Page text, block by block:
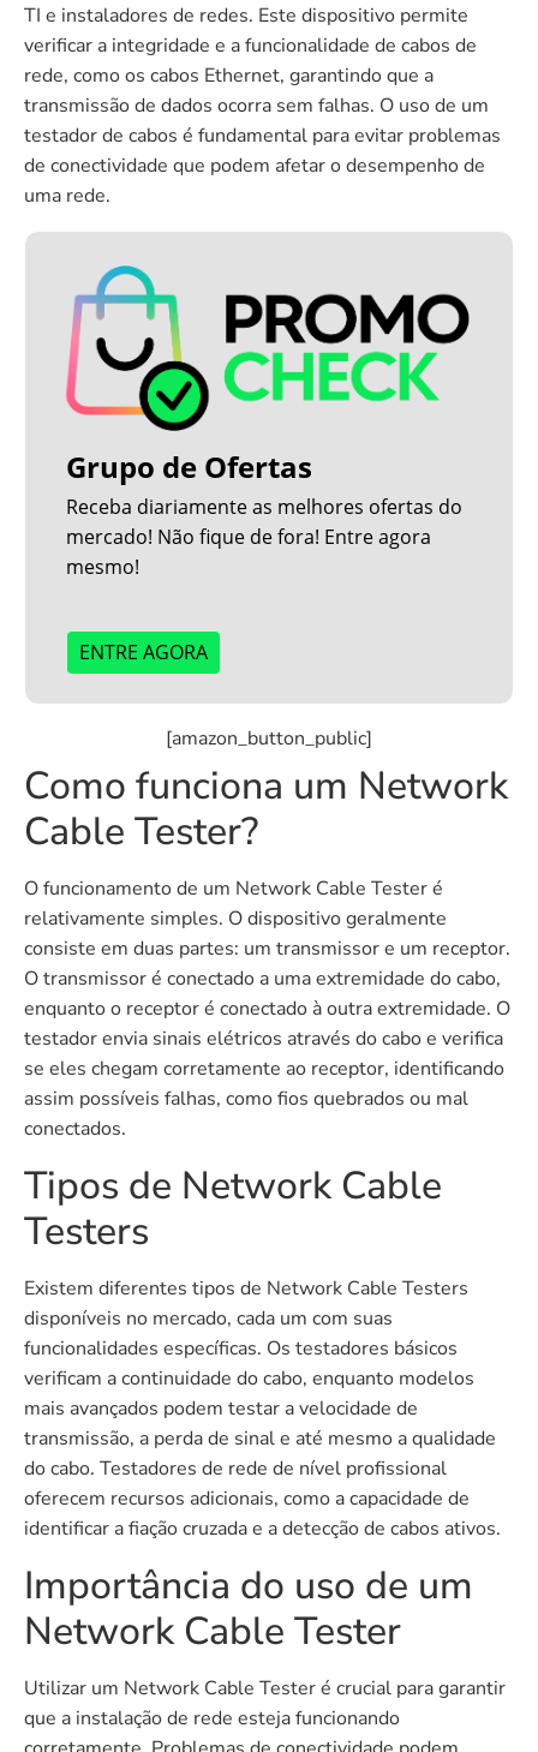
TI e instaladores de redes. Este dispositivo permite
verificar a integridade e a funcionalidade de cabos de
rede, como os cabos Ethernet, garantindo que a
transmissão de dados ocorra sem falhas. O uso de um
testador de cabos é fundamental para evitar problemas
de conectividade que podem afetar o desempenho de
uma rede.
Grupo de Ofertas
Receba diariamente as melhores ofertas do
mercado! Não fique de fora! Entre agora
mesmo!
ENTRE AGORA
[amazon_button_public]
Como funciona um Network
Cable Tester?
O funcionamento de um Network Cable Tester é
relativamente simples. O dispositivo geralmente
consiste em duas partes: um transmissor e um receptor.
O transmissor é conectado a uma extremidade do cabo,
enquanto o receptor é conectado à outra extremidade. O
testador envia sinais elétricos através do cabo e verifica
se eles chegam corretamente ao receptor, identificando
assim possíveis falhas, como fios quebrados ou mal
conectados.
Tipos de Network Cable
Testers
Existem diferentes tipos de Network Cable Testers
disponíveis no mercado, cada um com suas
funcionalidades específicas. Os testadores básicos
verificam a continuidade do cabo, enquanto modelos
mais avançados podem testar a velocidade de
transmissão, a perda de sinal e até mesmo a qualidade
do cabo. Testadores de rede de nível profissional
oferecem recursos adicionais, como a capacidade de
identificar a fiação cruzada e a detecção de cabos ativos.
Importância do uso de um
Network Cable Tester
Utilizar um Network Cable Tester é crucial para garantir
que a instalação de rede esteja funcionando